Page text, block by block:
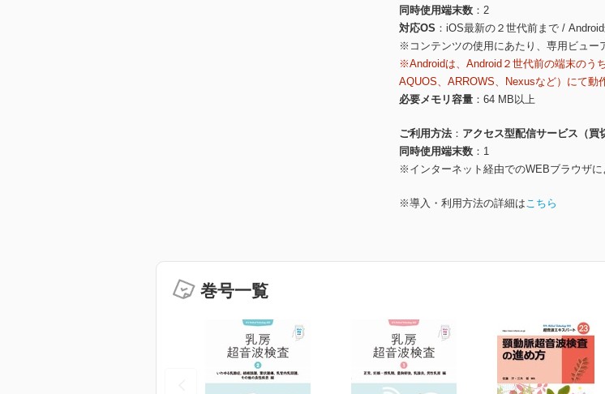
同時使用端末数
2
対応OS
iOS最新の２世代前まで /
※コンテンツの使用にあたり、専用ビュー
※Androidは、Android２世代前の端末のう
AQUOS、ARROWS、Nexusなど）にて動
必要メモリ容量
64 MB以上
ご利用方法
アクセス型配信サービス（買
同時使用端末数
1
※インターネット経由でのWEBブラウザに
※導入・利用方法の詳細はこちら
巻号一覧